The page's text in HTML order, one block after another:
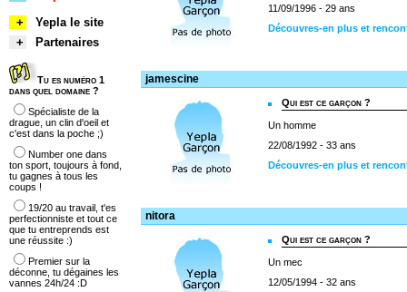
11/09/1996 - 29 ans
Découvres-en plus et
jamescine
Qui est ce garçon ?
Un homme
22/08/1992 - 33 ans
Découvres-en plus et
nitora
Qui est ce garçon ?
Un mec
12/05/1994 - 32 ans
+
Yepla le site
+
Partenaires
Tu es numéro 1
dans quel domaine ?
Spécialiste de la
drague, un clin d'oeil et
c'est dans la poche ;)
Number one dans
ton sport, toujours à fond,
tu gagnes à tous les
coups !
19/20 au travail, t'es
perfectionniste et tout ce
que tu entreprends est
une réussite :)
Premier sur la
déconne, tu dégaines les
vannes 24h/24 :D